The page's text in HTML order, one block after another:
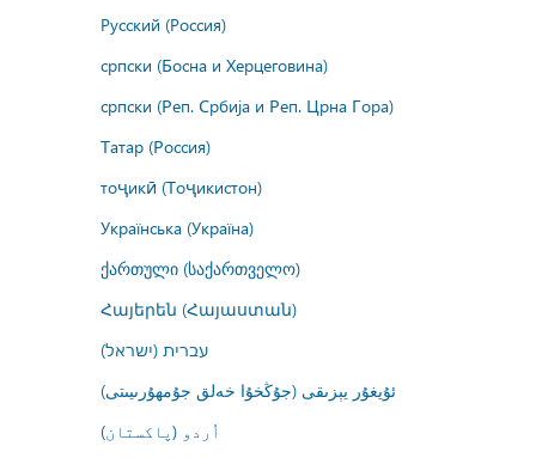
Русский (Россия)
српски (Босна и Херцеговина)
српски (Реп. Србија и Реп. Црна Гора)
Татар (Россия)
тоҷикӣ (Тоҷикистон)
Українська (Україна)
ქართული (საქართველო)
Հայերեն (Հայաստան)
עברית (ישראל)
ئۇيغۇر يېزىقى (جۇڭخۇا خەلق جۇمھۇرىيىتى)
اُردو (پاکستان)